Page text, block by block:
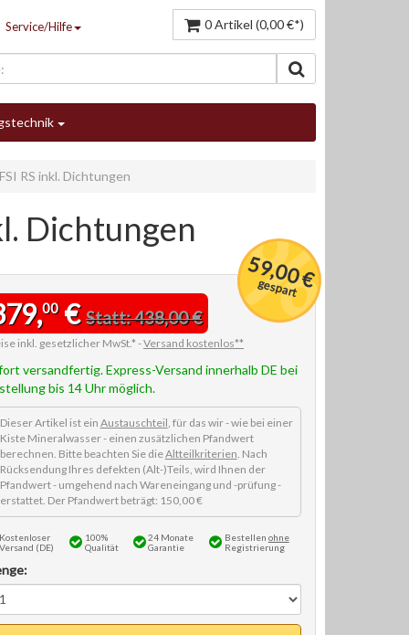
Service/Hilfe 0 Artikel (0,00 €*)
RS inkl. Dichtungen
Dichtungen
59,00 €
gespart
00€Statt: 438,00 €
inkl. gesetzlicher MwSt.* -Versand kostenlos**
versandfertig. Express-Versand innerhalb DE bei
bis 14 Uhr möglich.
Dieser Artikel ist ein Austauschteil, für das wir - wie bei einer
Kiste Mineralwasser - einen zusätzlichen Pfandwert
berechnen. Bitte beachten Sie dieAltteilkriterien. Nach
Rücksendung Ihres defekten (Alt-)Teils, wird Ihnen der
Pfandwert - umgehend nach Wareneingang und -prüfung -
erstattet. Der Pfandwert beträgt: 150,00 €
Kostenloser
Versand (DE)
100%
Qualität
24 Monate
Garantie
Bestellen ohne
Registrierung